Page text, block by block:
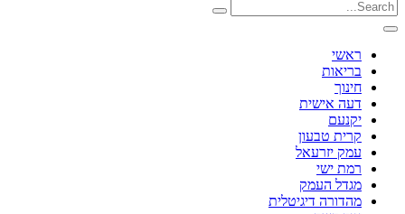
ראשי
בריאות
חינוך
דעה אישית
יקנעם
קרית טבעון
עמק יזרעאל
רמת ישי
מגדל העמק
מהדורה דיגיטלית